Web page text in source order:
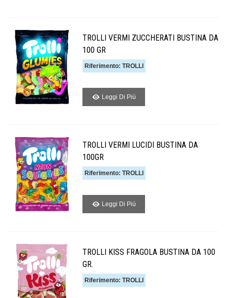
TROLLI VERMI ZUCCHERATI BUSTINA DA
100 GR
Riferimento: TROLLI
Leggi Di Piú
TROLLI VERMI LUCIDI BUSTINA DA
100GR
Riferimento: TROLLI
Leggi Di Piú
TROLLI KISS FRAGOLA BUSTINA DA 100
GR.
Riferimento: TROLLI